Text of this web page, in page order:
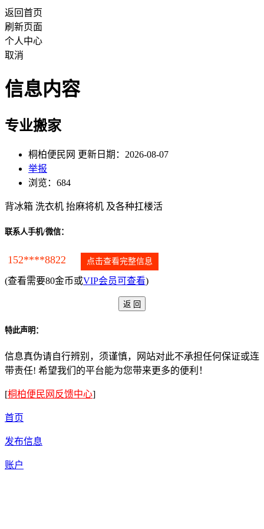
返回首页
刷新页面
个人中心
取消
信息内容
专业搬家
桐柏便民网 更新日期：2026-08-07
举报
浏览：684
背冰箱 洗衣机 抬麻将机 及各种扛楼活
联系人手机/微信：
152****8822 点击查看完整信息
(查看需要80金币或VIP会员可查看)
特此声明：
信息真伪请自行辨别，须谨慎，网站对此不承担任何保证或连
带责任! 希望我们的平台能为您带来更多的便利！
[桐柏便民网反馈中心]
首页
发布信息
账户